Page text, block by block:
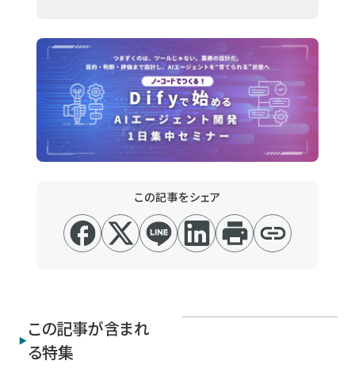
この記事をシェア
この記事が含まれ
る特集